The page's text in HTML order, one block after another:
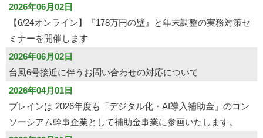
2026年06月02日
【6/24オンライン】『178万円の壁』と年末調整の実務対策セ
ミナーを開催します
2026年06月02日
台風6号接近に伴うお問い合わせの対応について
2026年04月01日
ブレインは 2026年度も「デジタル化・AI導入補助金」のコン
ソーシアム幹事企業として補助金事業に参画いたします。